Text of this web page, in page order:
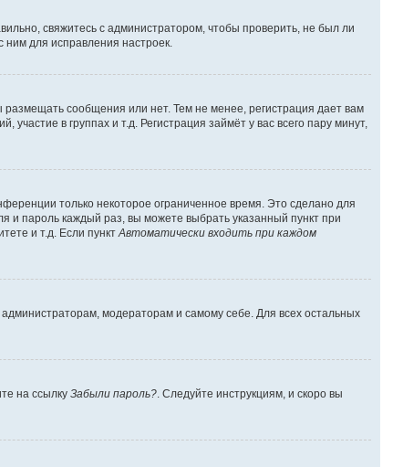
свяжитесь с администратором, чтобы проверить, не был ли
ним для исправления настроек.
размещать сообщения или нет. Тем не менее, регистрация дает вам
в группах и т.д. Регистрация займёт у вас всего пару минут,
только некоторое ограниченное время. Это сделано для
и пароль каждый раз, вы можете выбрать указанный пункт при
и т.д. Если пунктАвтоматически входить при каждом
модераторам и самому себе. Для всех остальных
на ссылку Забыли пароль?. Следуйте инструкциям, и скоро вы